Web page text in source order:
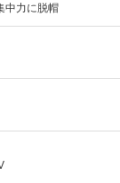
中力に脱帽